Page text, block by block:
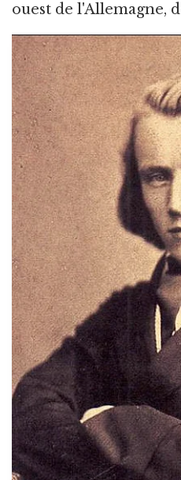
ouest de l'Allemagne,